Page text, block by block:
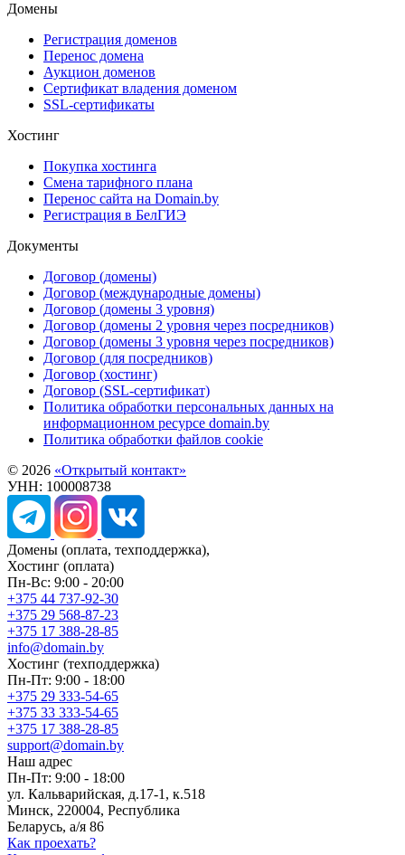
Домены
Регистрация доменов
Перенос домена
Аукцион доменов
Сертификат владения доменом
SSL-сертификаты
Хостинг
Покупка хостинга
Смена тарифного плана
Перенос сайта на Domain.by
Регистрация в БелГИЭ
Документы
Договор (домены)
Договор (международные домены)
Договор (домены 3 уровня)
Договор (домены 2 уровня через посредников)
Договор (домены 3 уровня через посредников)
Договор (для посредников)
Договор (хостинг)
Договор (SSL-сертификат)
Политика обработки персональных данных на
информационном ресурсе domain.by
Политика обработки файлов cookie
© 2026 «Открытый контакт»
УНН: 100008738
Домены (оплата, техподдержка),
Хостинг (оплата)
Пн-Вс: 9:00 - 20:00
+375 44 737-92-30
+375 29 568-87-23
+375 17 388-28-85
info@domain.by
Хостинг (техподдержка)
Пн-Пт: 9:00 - 18:00
+375 29 333-54-65
+375 33 333-54-65
+375 17 388-28-85
support@domain.by
Наш адрес
Пн-Пт: 9:00 - 18:00
ул. Кальварийская, д.17-1, к.518
Минск, 220004, Республика
Беларусь, а/я 86
Как проехать?